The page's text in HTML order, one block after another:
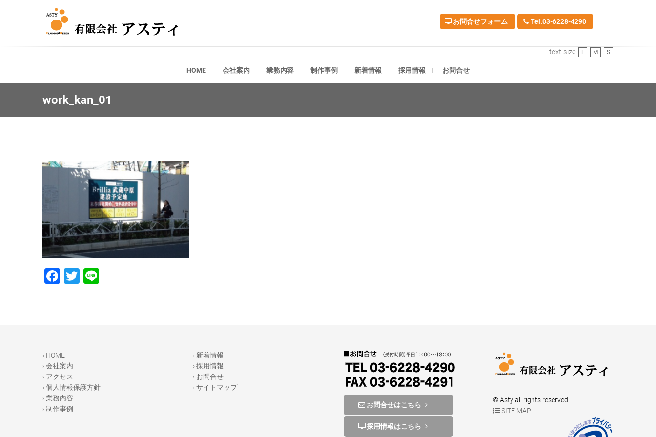
ASTY
Tel.03-6228-4290
お問合せフォーム
text size L M S
HOME 会社案内 業務内容 制作事例 新着情報 採用情報 お問合せ
work_kan_01
F
e
o
o
k
T
er
› HOME
› 会社案内
› アクセス
› 個人情報保護方針
› 業務内容
› 制作事例
› 新着情報
› 採用情報
› お問合せ
› サイトマップ
お問合せはこちら
採用情報はこちら
© Asty all rights reserved.
SITE MAP